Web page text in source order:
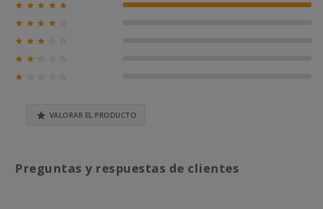
     100% (1)
   
  
 

 VALORAR EL PRODUCTO
Preguntas y respuestas de clientes